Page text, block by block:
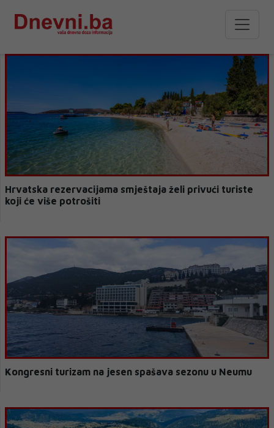
Hrvatska rezervacijama smještaja želi privući turiste
koji će više potrošiti
Kongresni turizam na jesen spašava sezonu u Neumu